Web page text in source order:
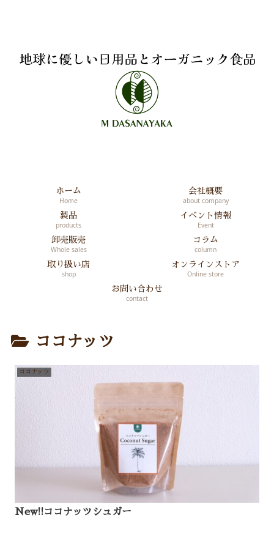
ホーム
Home
会社概要
about company
製品
products
イベント情報
Event
卸売販売
Whole sales
コラム
column
取り扱い店
shop
オンラインストア
Online store
お問い合わせ
contact
ココナッツ
ココナッツ
New!!ココナッツシュガー